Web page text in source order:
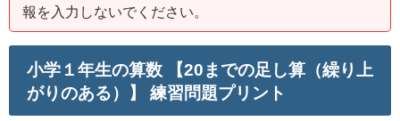
報を入力しないでください。
小学１年生の算数 【20までの足し算（繰り上
がりのある）】 練習問題プリント